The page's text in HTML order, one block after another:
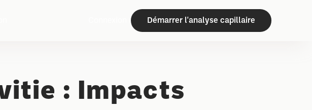
Démarrer l'analyse capillaire
: Impacts